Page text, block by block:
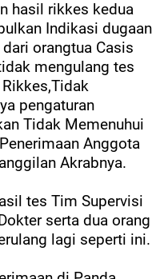
hasil rikkes kedua
Indikasi dugaan
orangtua Casis
mengulang tes
pengaturan
Tidak Memenuhui
Anggota
Akrabnya.
tes Tim Supervisi
serta dua orang
lagi seperti ini.